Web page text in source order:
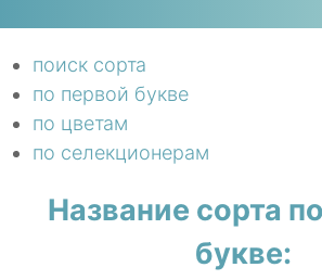
поиск сорта
по первой букве
по цветам
по селекционерам
Название сорта
букве: